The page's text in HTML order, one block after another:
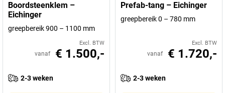
Boordsteenklem –
Eichinger
greepbereik 900 – 1100 mm
Excl. BTW
vanaf € 1.500,-
2-3 weken
Prefab-tang – Eichinger
greepbereik 0 – 780 mm
Excl. BTW
vanaf € 1.720,-
2-3 weken